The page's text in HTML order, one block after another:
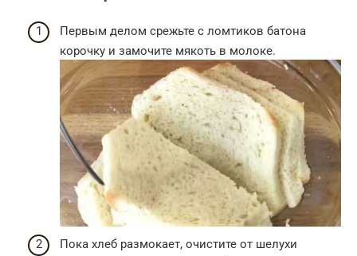
Первым делом срежьте с ломтиков батона
корочку и замочите мякоть в молоке.
Пока хлеб размокает, очистите от шелухи